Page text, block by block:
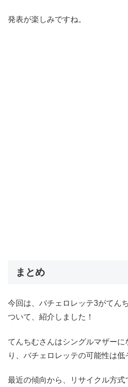
発表が楽しみですね。
まとめ
今回は、バチェロレッテ3がてん
ついて、紹介しました！
てんちむさんはシングルマザー
り、バチェロレッテの可能性は低
最近の傾向から、リサイクル方